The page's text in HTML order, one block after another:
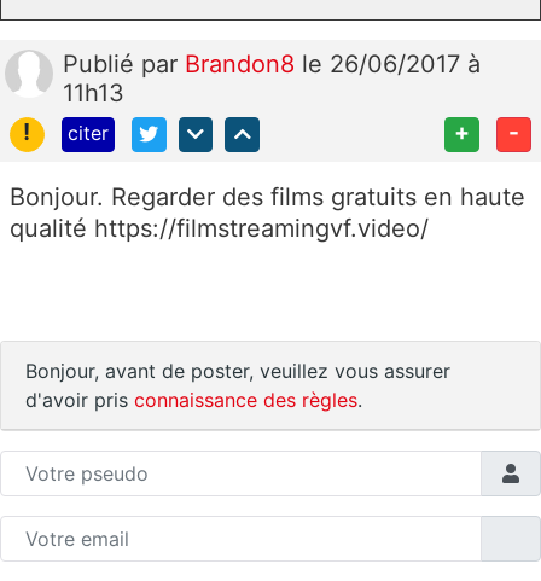
Publié par Brandon8 le 26/06/2017 à
11h13
!
citer + -
Bonjour. Regarder des films gratuits en haute
qualité https://filmstreamingvf.video/
Bonjour, avant de poster, veuillez vous assurer
d'avoir pris connaissance des règles.